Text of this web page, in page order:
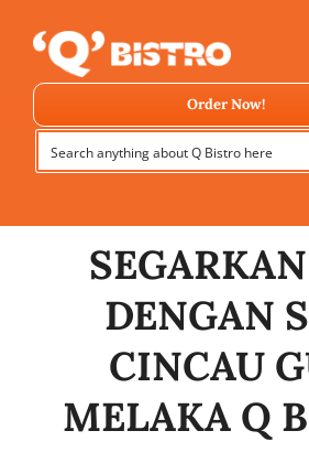
content
Store Locator
Menu
Order Now!
DENGAN
CINCAU
MELAKA Q